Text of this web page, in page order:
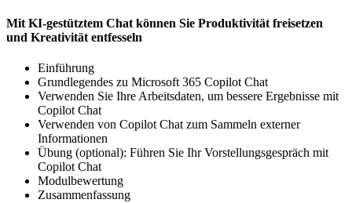
Mit KI-gestütztem Chat können Sie Produktivität freisetzen
und Kreativität entfesseln
Einführung
Grundlegendes zu Microsoft 365 Copilot Chat
Verwenden Sie Ihre Arbeitsdaten, um bessere Ergebnisse mit
Copilot Chat
Verwenden von Copilot Chat zum Sammeln externer
Informationen
Übung (optional): Führen Sie Ihr Vorstellungsgespräch mit
Copilot Chat
Modulbewertung
Zusammenfassung